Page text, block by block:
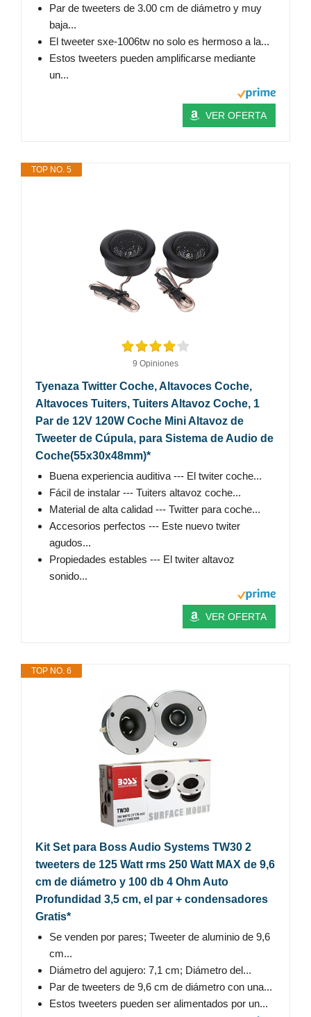
Par de tweeters de 3.00 cm de diámetro y muy
baja...
El tweeter sxe-1006tw no solo es hermoso a la...
Estos tweeters pueden amplificarse mediante
un...
VER OFERTA
TOP NO. 5
9 Opiniones
Tyenaza Twitter Coche, Altavoces Coche,
Altavoces Tuiters, Tuiters Altavoz Coche, 1
Par de 12V 120W Coche Mini Altavoz de
Tweeter de Cúpula, para Sistema de Audio de
Coche(55x30x48mm)*
Buena experiencia auditiva --- El twiter coche...
Fácil de instalar --- Tuiters altavoz coche...
Material de alta calidad --- Twitter para coche...
Accesorios perfectos --- Este nuevo twiter
agudos...
Propiedades estables --- El twiter altavoz
sonido...
VER OFERTA
TOP NO. 6
Kit Set para Boss Audio Systems TW30 2
tweeters de 125 Watt rms 250 Watt MAX de 9,6
cm de diámetro y 100 db 4 Ohm Auto
Profundidad 3,5 cm, el par + condensadores
Gratis*
Se venden por pares; Tweeter de aluminio de 9,6
cm...
Diámetro del agujero: 7,1 cm; Diámetro del...
Par de tweeters de 9,6 cm de diámetro con una...
Estos tweeters pueden ser alimentados por un...